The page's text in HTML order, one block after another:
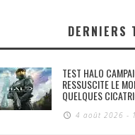
DERNIERS
TEST HALO
RESSUSCITE LE
QUELQUES
4 août 2026 -